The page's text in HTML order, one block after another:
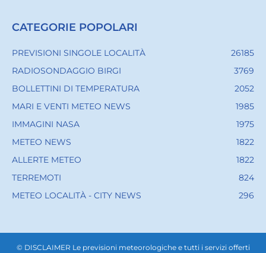
CATEGORIE POPOLARI
PREVISIONI SINGOLE LOCALITÀ
26185
RADIOSONDAGGIO BIRGI
3769
BOLLETTINI DI TEMPERATURA
2052
MARI E VENTI METEO NEWS
1985
IMMAGINI NASA
1975
METEO NEWS
1822
ALLERTE METEO
1822
TERREMOTI
824
METEO LOCALITÀ - CITY NEWS
296
© DISCLAIMER Le previsioni meteorologiche e tutti i servizi offerti